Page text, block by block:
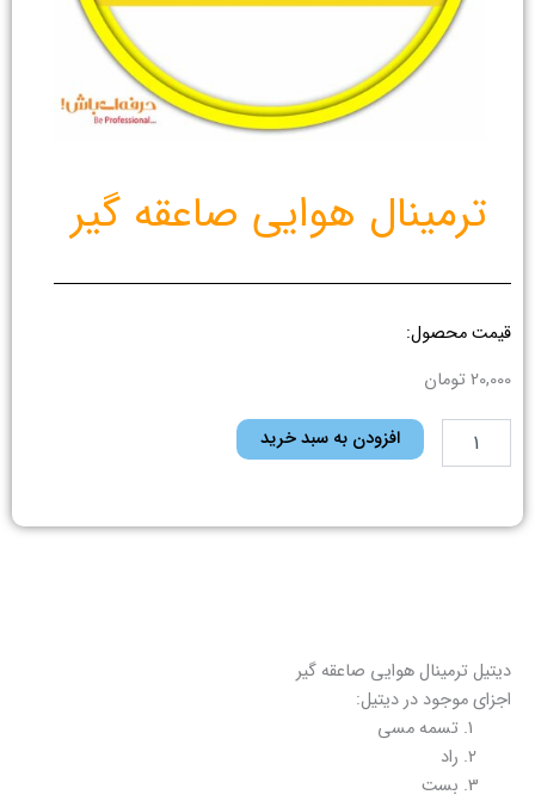
ترمینال هوایی صاعقه گیر
قیمت محصول:
20,000 تومان
ترمینال
هوایی
عدد
افزودن به سبد خرید
دیتیل ترمینال هوایی صاعقه گیر
اجزای موجود در دیتیل:
تسمه مسی
راد
بست